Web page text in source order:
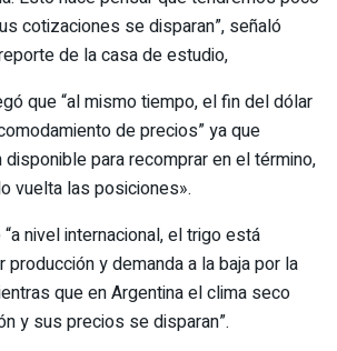
cotizaciones se disparan”, señaló
de la casa de estudio,
que “al mismo tiempo, el fin del dólar
de precios” ya que
disponible para recomprar en el término,
vuelta las posiciones».
nivel internacional, el trigo está
producción y demanda a la baja por la
que en Argentina el clima seco
y sus precios se disparan”.